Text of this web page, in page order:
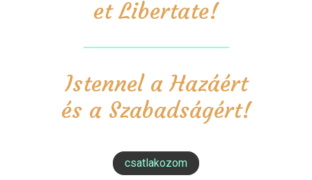
et Libertate!
Istennel a Hazáért
és a Szabadságért!
csatlakozom